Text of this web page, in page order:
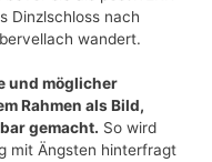
Dinzlschloss nach
wandert.
und möglicher
Rahmen als Bild,
gemacht. So wird
mit Ängsten hinterfragt